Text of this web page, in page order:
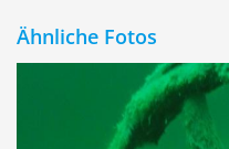
Ähnliche Fotos